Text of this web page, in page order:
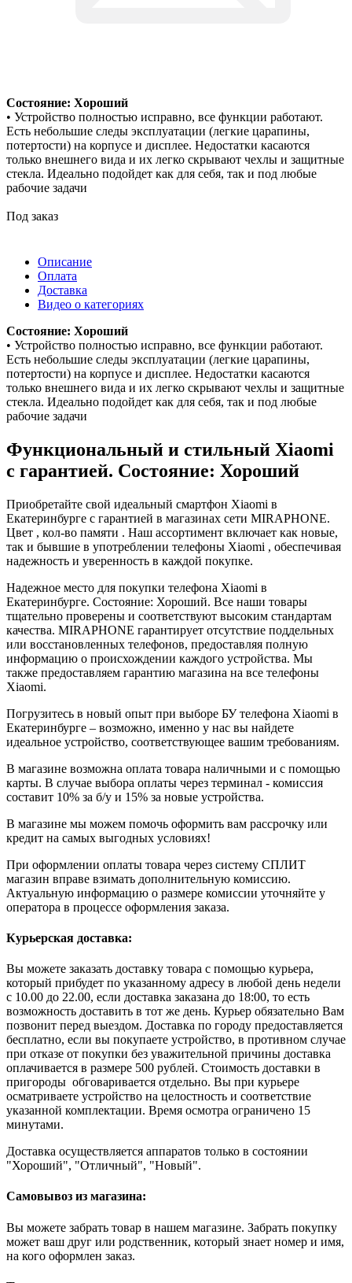
Состояние: Хороший
• Устройство полностью исправно, все функции работают.
Есть небольшие следы эксплуатации (легкие царапины,
потертости) на корпусе и дисплее. Недостатки касаются
только внешнего вида и их легко скрывают чехлы и защитные
стекла. Идеально подойдет как для себя, так и под любые
рабочие задачи
Под заказ
Описание
Оплата
Доставка
Видео о категориях
Состояние: Хороший
• Устройство полностью исправно, все функции работают.
Есть небольшие следы эксплуатации (легкие царапины,
потертости) на корпусе и дисплее. Недостатки касаются
только внешнего вида и их легко скрывают чехлы и защитные
стекла. Идеально подойдет как для себя, так и под любые
рабочие задачи
Функциональный и стильный Xiaomi
с гарантией. Состояние: Хороший
Приобретайте свой идеальный смартфон Xiaomi в
Екатеринбурге с гарантией в магазинах сети MIRAPHONE.
Цвет , кол-во памяти . Наш ассортимент включает как новые,
так и бывшие в употреблении телефоны Xiaomi , обеспечивая
надежность и уверенность в каждой покупке.
Надежное место для покупки телефона Xiaomi в
Екатеринбурге. Состояние: Хороший. Все наши товары
тщательно проверены и соответствуют высоким стандартам
качества. MIRAPHONE гарантирует отсутствие поддельных
или восстановленных телефонов, предоставляя полную
информацию о происхождении каждого устройства. Мы
также предоставляем гарантию магазина на все телефоны
Xiaomi.
Погрузитесь в новый опыт при выборе БУ телефона Xiaomi в
Екатеринбурге – возможно, именно у нас вы найдете
идеальное устройство, соответствующее вашим требованиям.
В магазине возможна оплата товара наличными и с помощью
карты. В случае выбора оплаты через терминал - комиссия
составит 10% за б/у и 15% за новые устройства.
В магазине мы можем помочь оформить вам рассрочку или
кредит на самых выгодных условиях!
При оформлении оплаты товара через систему СПЛИТ
магазин вправе взимать дополнительную комиссию.
Актуальную информацию о размере комиссии уточняйте у
оператора в процессе оформления заказа.
Курьерская доставка:
Вы можете заказать доставку товара с помощью курьера,
который прибудет по указанному адресу в любой день недели
с 10.00 до 22.00, если доставка заказана до 18:00, то есть
возможность доставить в тот же день. Курьер обязательно Вам
позвонит перед выездом. Доставка по городу предоставляется
бесплатно, если вы покупаете устройство, в противном случае
при отказе от покупки без уважительной причины доставка
оплачивается в размере 500 рублей. Стоимость доставки в
пригороды обговаривается отдельно. Вы при курьере
осматриваете устройство на целостность и соответствие
указанной комплектации. Время осмотра ограничено 15
минутами.
Доставка осуществляется аппаратов только в состоянии
"Хороший", "Отличный", "Новый".
Самовывоз из магазина:
Вы можете забрать товар в нашем магазине. Забрать покупку
может ваш друг или родственник, который знает номер и имя,
на кого оформлен заказ.